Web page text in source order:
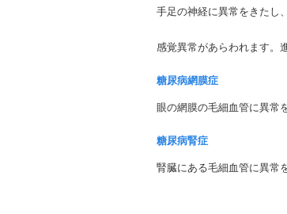
手足の神経に異常をきたし
感覚異常があらわれます。
糖尿病網膜症
眼の網膜の毛細血管に異常
糖尿病腎症
腎臓にある毛細血管に異常